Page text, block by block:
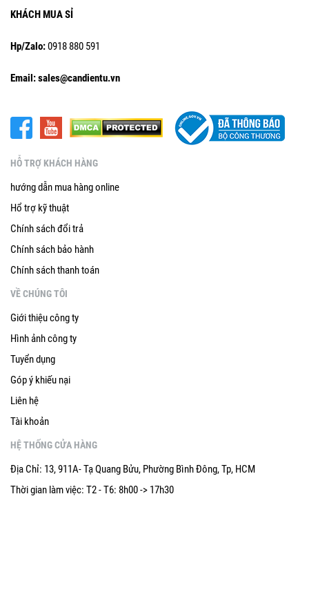
KHÁCH MUA SỈ
Hp/Zalo:0918 880 591
Email: sales@candientu.vn
HỖ TRỢ KHÁCH HÀNG
hướng dẫn mua hàng online
Hổ trợ kỹ thuật
Chính sách đổi trả
Chính sách bảo hành
Chính sách thanh toán
VỀ CHÚNG TÔI
Giới thiệu công ty
Hình ảnh công ty
Tuyển dụng
Góp ý khiếu nại
Liên hệ
Tài khoản
HỆ THỐNG CỬA HÀNG
Địa Chỉ: 13, 911A- Tạ Quang Bửu, Phường Bình Đông, Tp, HCM
Thời gian làm việc: T2 - T6: 8h00 -> 17h30